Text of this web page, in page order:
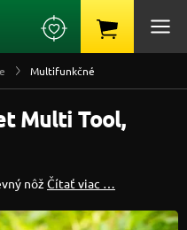
Multifunkčné
Multi Tool,
nôž Čítať viac …